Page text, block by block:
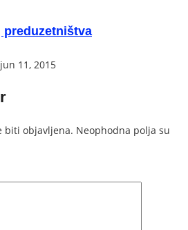
preduzetništva
jun 11, 2015
biti objavljena. Neophodna polja su